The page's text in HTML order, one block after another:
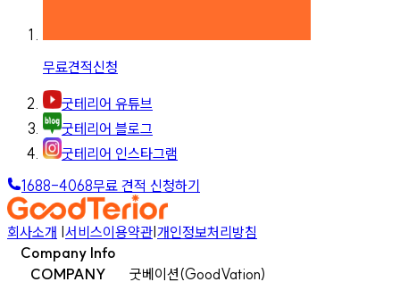
무료견적신청
굿테리어 유튜브
굿테리어 블로그
굿테리어 인스타그램
1688-4068무료 견적 신청하기
회사소개 |서비스이용약관|개인정보처리방침
Company Info
COMPANY
굿베이션(GoodVation)